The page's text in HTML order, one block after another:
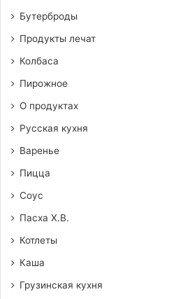
Бутерброды
Продукты лечат
Колбаса
Пирожное
О продуктах
Русская кухня
Варенье
Пицца
Соус
Пасха Х.В.
Котлеты
Каша
Грузинская кухня